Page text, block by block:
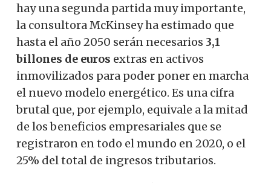
hay una segunda partida muy importante,
la consultora McKinsey ha estimado que
hasta el año 2050 serán necesarios 3,1
billones de euros extras en activos
inmovilizados para poder poner en marcha
el nuevo modelo energético. Es una cifra
brutal que, por ejemplo, equivale a la mitad
de los beneficios empresariales que se
registraron en todo el mundo en 2020, o el
25% del total de ingresos tributarios.